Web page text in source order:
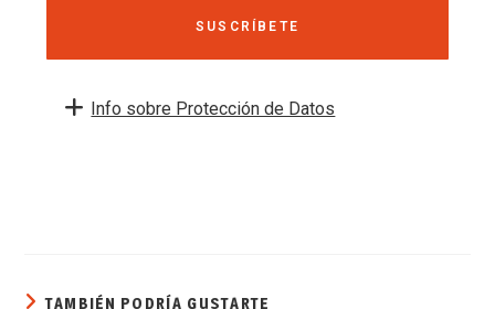
SUSCRÍBETE
Info sobre Protección de Datos
TAMBIÉN PODRÍA GUSTARTE